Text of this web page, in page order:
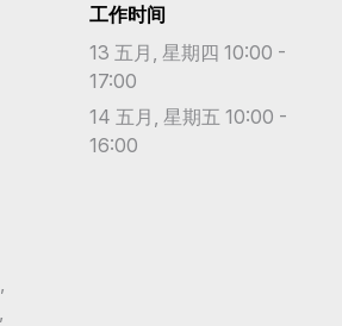
工作时间
13 五月, 星期四 10:00 -
17:00
14 五月, 星期五 10:00 -
16:00